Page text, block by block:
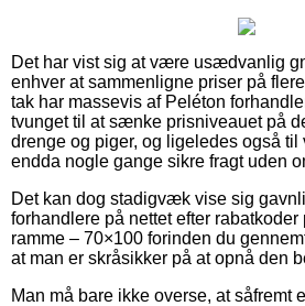
Det har vist sig at være usædvanlig
enhver at sammenligne priser på
tak har massevis af Peléton
tvunget til at sænke prisniveauet på
drenge og piger, og ligeledes også til
endda nogle gange sikre fragt uden
Det kan dog stadigvæk vise sig
forhandlere på nettet efter
ramme – 70×100 forinden du
at man er skråsikker på at opnå den
Man må bare ikke overse, at såfremt